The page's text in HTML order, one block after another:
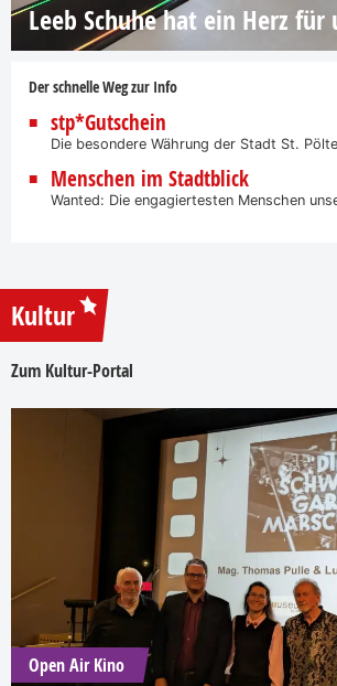
Leeb Schuhe hat ein Herz für
Der schnelle Weg zur Info
stp*Gutschein
Die besondere Währung der Stadt St.
Menschen im Stadtblick
Wanted: Die engagiertesten Menschen
Kultur
Zum Kultur-Portal
Open Air Kino